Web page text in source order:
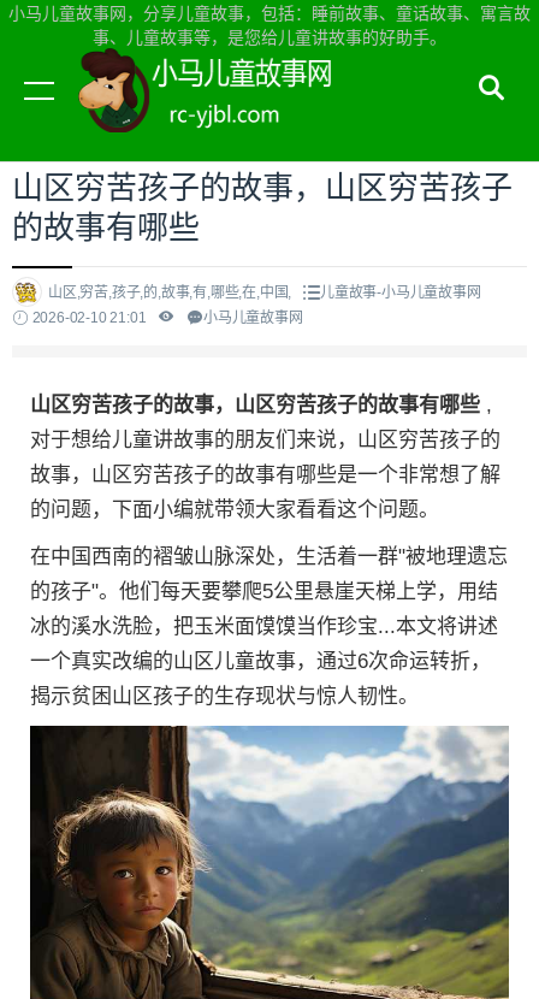
小马儿童故事网，分享儿童故事，包括：睡前故事、童话故事、寓言故
事、儿童故事等，是您给儿童讲故事的好助手。
当前位置：小马儿童故事网首页>儿童故事
山区穷苦孩子的故事，山区穷苦孩子
的故事有哪些
山区,穷苦,孩子,的,故事,有,哪些,在,中国,
儿童故事-小马儿童故事网
2026-02-10 21:01
小马儿童故事网
山区穷苦孩子的故事，山区穷苦孩子的故事有哪些 ,
对于想给儿童讲故事的朋友们来说，山区穷苦孩子的
故事，山区穷苦孩子的故事有哪些是一个非常想了解
的问题，下面小编就带领大家看看这个问题。
在中国西南的褶皱山脉深处，生活着一群"被地理遗忘
的孩子"。他们每天要攀爬5公里悬崖天梯上学，用结
冰的溪水洗脸，把玉米面馍馍当作珍宝...本文将讲述
一个真实改编的山区儿童故事，通过6次命运转折，
揭示贫困山区孩子的生存现状与惊人韧性。